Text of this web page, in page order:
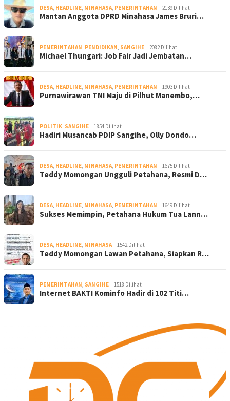
DESA HEADLINE MINAHASA PEMERINTAHAN 2139 Dilihat
Mantan Anggota DPRD Minahasa James Bruri…
PEMERINTAHAN PENDIDIKAN SANGIHE 2082 Dilihat
Michael Thungari: Job Fair Jadi Jembatan…
DESA HEADLINE MINAHASA PEMERINTAHAN 1903 Dilihat
Purnawirawan TNI Maju di Pilhut Manembo,…
POLITIK SANGIHE 1854 Dilihat
Hadiri Musancab PDIP Sangihe, Olly Dondo…
DESA HEADLINE MINAHASA PEMERINTAHAN 1675 Dilihat
Teddy Momongan Ungguli Petahana, Resmi D…
DESA HEADLINE MINAHASA PEMERINTAHAN 1649 Dilihat
Sukses Memimpin, Petahana Hukum Tua Lann…
DESA HEADLINE MINAHASA 1542 Dilihat
Teddy Momongan Lawan Petahana, Siapkan R…
PEMERINTAHAN SANGIHE 1518 Dilihat
Internet BAKTI Kominfo Hadir di 102 Titi…